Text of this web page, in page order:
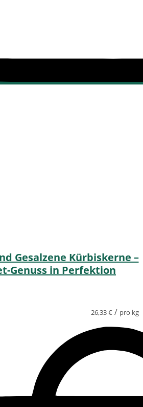
Gesalzene Kürbiskerne –
Genuss in Perfektion
26,33€ / pro kg